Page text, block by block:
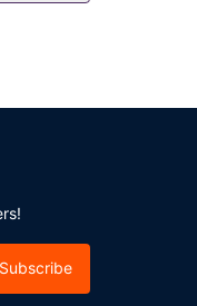
Subscribe